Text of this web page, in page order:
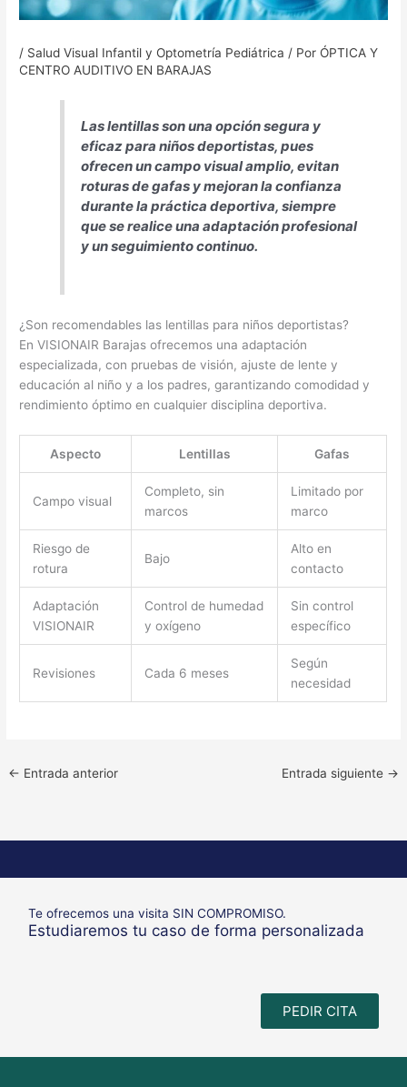
/ Salud Visual Infantil y Optometría Pediátrica / Por ÓPTICA Y
CENTRO AUDITIVO EN BARAJAS
Las lentillas son una opción segura y
eficaz para niños deportistas, pues
ofrecen un campo visual amplio, evitan
roturas de gafas y mejoran la confianza
durante la práctica deportiva, siempre
que se realice una adaptación profesional
y un seguimiento continuo.
¿Son recomendables las lentillas para niños deportistas?
En VISIONAIR Barajas ofrecemos una adaptación
especializada, con pruebas de visión, ajuste de lente y
educación al niño y a los padres, garantizando comodidad y
rendimiento óptimo en cualquier disciplina deportiva.
Aspecto Lentillas Gafas
Campo visual
Completo, sin
marcos
Limitado por
marco
Riesgo de
rotura
Bajo
Alto en
contacto
Adaptación
VISIONAIR
Control de humedad
y oxígeno
Sin control
específico
Revisiones Cada 6 meses
Según
necesidad
← Entrada anterior Entrada siguiente →
Te ofrecemos una visita SIN COMPROMISO.
Estudiaremos tu caso de forma personalizada
PEDIR CITA